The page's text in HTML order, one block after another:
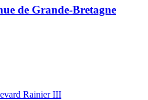
de Grande-Bretagne